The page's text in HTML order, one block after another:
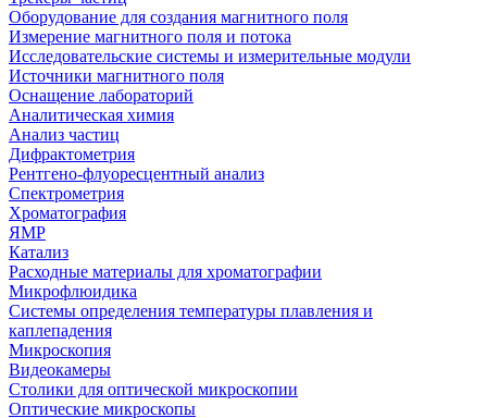
Оборудование для создания магнитного поля
Измерение магнитного поля и потока
Исследовательские системы и измерительные модули
Источники магнитного поля
Оснащение лабораторий
Аналитическая химия
Анализ частиц
Дифрактометрия
Рентгено-флуоресцентный анализ
Спектрометрия
Хроматография
ЯМР
Катализ
Расходные материалы для хроматографии
Микрофлюидика
Системы определения температуры плавления и
каплепадения
Микроскопия
Видеокамеры
Столики для оптической микроскопии
Оптические микроскопы